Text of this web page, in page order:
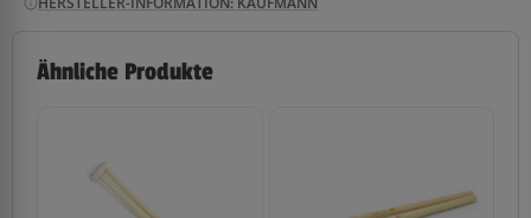
Ähnliche Produkte